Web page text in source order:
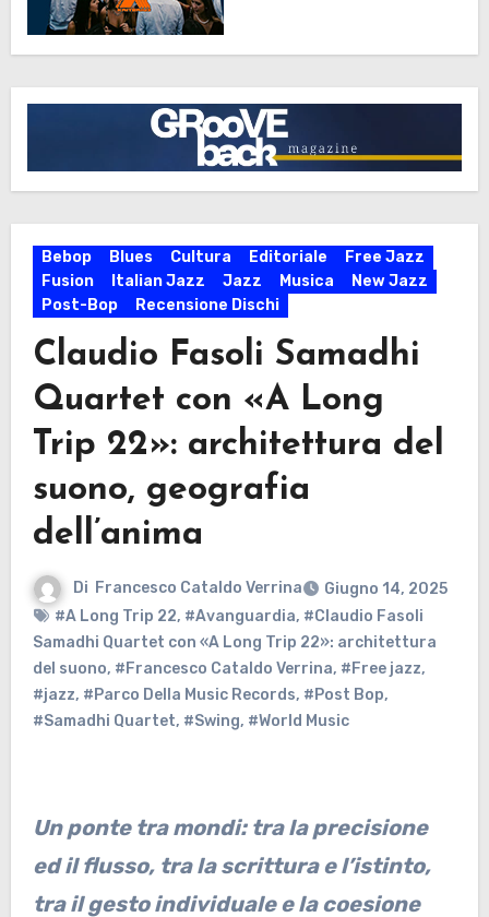
Bebop Blues Cultura Editoriale
Free Jazz
Fusion
Italian Jazz Jazz Musica
New Jazz
Post-Bop
Recensione Dischi
Claudio Fasoli Samadhi
Quartet con «A Long
Trip 22»: architettura del
suono, geografia
dell’anima
Di Francesco Cataldo Verrina
Giugno 14, 2025
#A Long Trip 22, #Avanguardia, #Claudio Fasoli
Samadhi Quartet con «A Long Trip 22»: architettura
del suono, #Francesco Cataldo Verrina, #Free jazz,
#jazz, #Parco Della Music Records, #Post Bop,
#Samadhi Quartet, #Swing, #World Music
Un ponte tra mondi: tra la precisione
ed il flusso, tra la scrittura e l’istinto,
tra il gesto individuale e la coesione